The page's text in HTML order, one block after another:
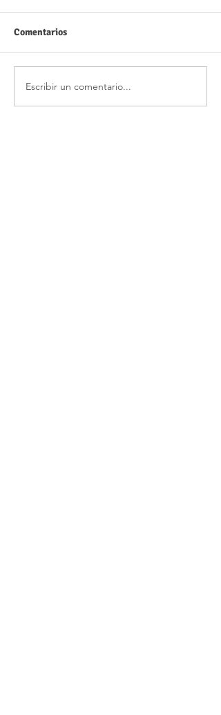
Comentarios
Escribir un comentario...